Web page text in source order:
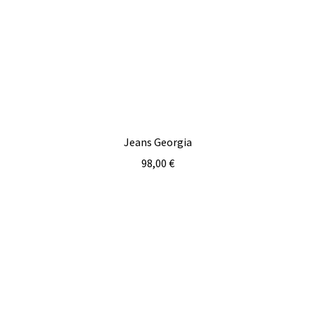
Jeans Georgia
98,00 €